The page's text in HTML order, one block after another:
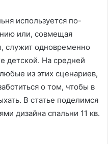
используется по-
или, совмещая
служит одновременно
детской. На средней
из этих сценариев,
о том, чтобы в
В статье поделимся
дизайна спальни 11 кв.